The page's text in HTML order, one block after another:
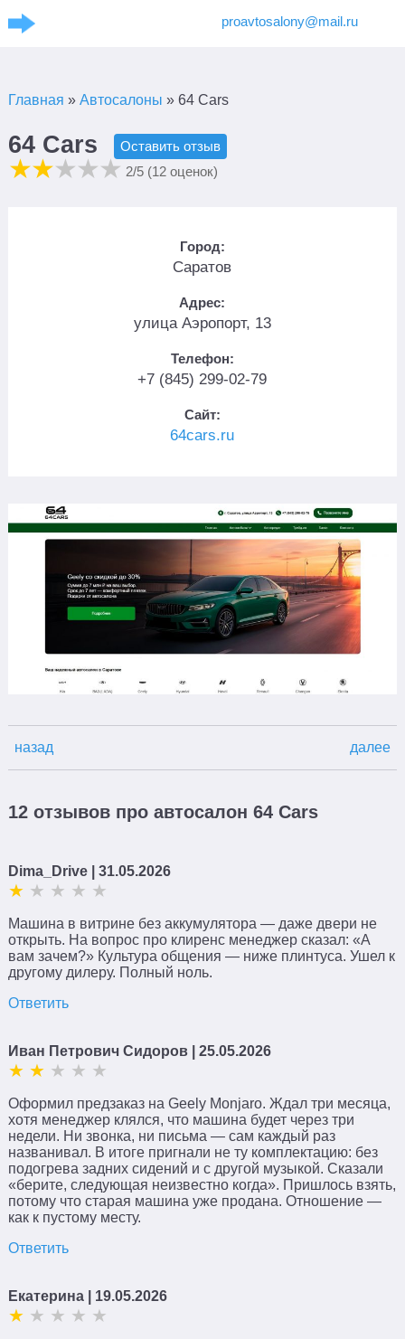
proavtosalony@mail.ru
Главная » Автосалоны » 64 Cars
64 Cars
Оставить отзыв
2/5 (12оценок)
Город:
Саратов
Адрес:
улица Аэропорт, 13
Телефон:
+7 (845) 299-02-79
Сайт:
64cars.ru
назад далее
12 отзывов про автосалон 64 Cars
Dima_Drive | 31.05.2026
Машина в витрине без аккумулятора — даже двери не
открыть. На вопрос про клиренс менеджер сказал: «А
вам зачем?» Культура общения — ниже плинтуса. Ушел к
другому дилеру. Полный ноль.
Ответить
Иван Петрович Сидоров | 25.05.2026
Оформил предзаказ на Geely Monjaro. Ждал три месяца,
хотя менеджер клялся, что машина будет через три
недели. Ни звонка, ни письма — сам каждый раз
названивал. В итоге пригнали не ту комплектацию: без
подогрева задних сидений и с другой музыкой. Сказали
«берите, следующая неизвестно когда». Пришлось взять,
потому что старая машина уже продана. Отношение —
как к пустому месту.
Ответить
Екатерина | 19.05.2026
Поиск ×